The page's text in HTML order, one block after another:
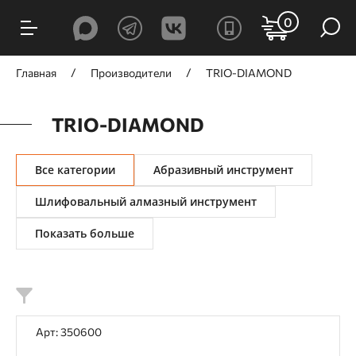
0
Главная Производители TRIO-DIAMOND
TRIO-DIAMOND
ФИЛЬТРЫ
Цена, ₽
от до
Назначение
Для дрелей алмазного сверления
Все категории Абразивный инструмент
Шлифовальный алмазный инструмент
Показать больше
Арт: 350600